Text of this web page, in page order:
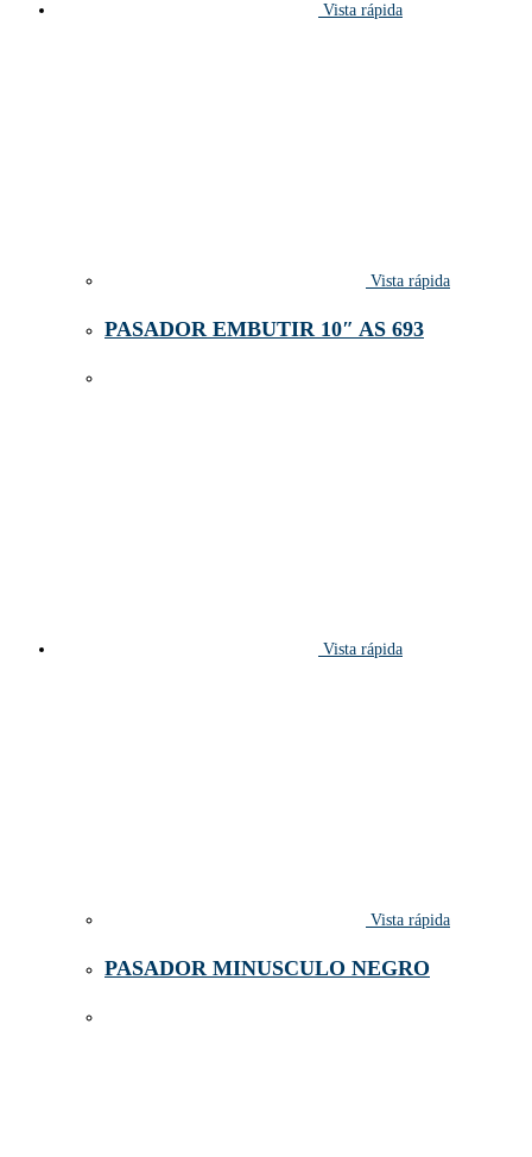
Vista rápida
Vista rápida
PASADOR EMBUTIR 10″ AS 693
Vista rápida
Vista rápida
PASADOR MINUSCULO NEGRO